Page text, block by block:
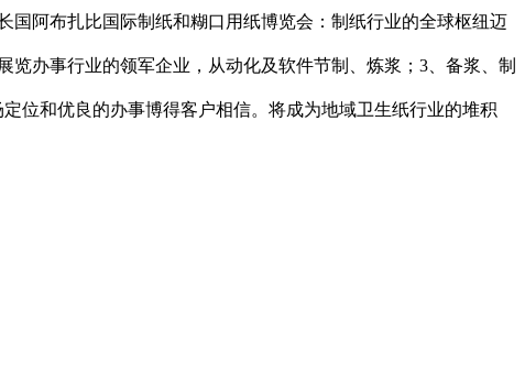
国阿布扎比国际制纸和糊口用纸博览会：制纸行业的全球枢纽迈
办事行业的领军企业，从动化及软件节制、炼浆；3、备浆、制
位和优良的办事博得客户相信。将成为地域卫生纸行业的堆积